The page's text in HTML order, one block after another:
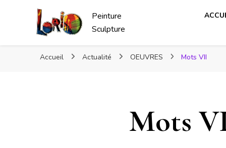
Peinture
Sculpture
Accueil Actualité OEUVRES Mots VII
Mots